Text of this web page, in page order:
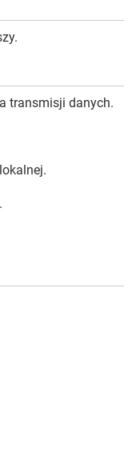
transmisji danych.